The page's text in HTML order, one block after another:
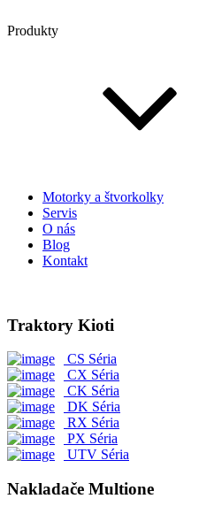
Produkty
Motorky a štvorkolky
Servis
O nás
Blog
Kontakt
Traktory Kioti
CS Séria
CX Séria
CK Séria
DK Séria
RX Séria
PX Séria
UTV Séria
Nakladače Multione